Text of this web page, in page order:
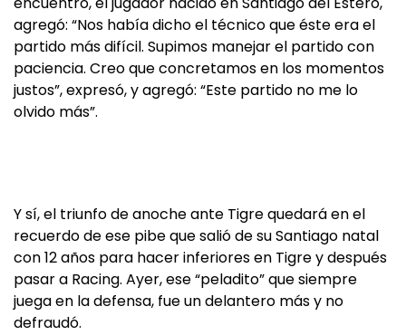
agregó: “Nos había dicho el técnico que éste era el
partido más difícil. Supimos manejar el partido con
paciencia. Creo que concretamos en los momentos
justos”, expresó, y agregó: “Este partido no me lo
olvido más”.
Y sí, el triunfo de anoche ante Tigre quedará en el
recuerdo de ese pibe que salió de su Santiago natal
con 12 años para hacer inferiores en Tigre y después
pasar a Racing. Ayer, ese “peladito” que siempre
juega en la defensa, fue un delantero más y no
defraudó.